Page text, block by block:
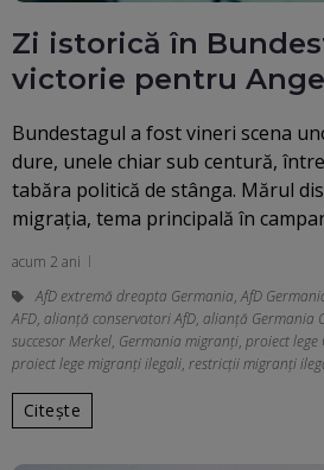
Zi istorică în
victorie pentru
Bundestagul a fost vineri scena
dure, unele chiar sub centură,
tabăra politică de stânga. Mărul
migrația, tema principală în
acum 2 ani
AfD extremă dreapta Germania,AfD
AFD, alianță conservatori AfD, alianță Germania
succesor Merkel, Germania migranți, proiect
proiect lege migranți ilegali, restricții migranți
Citește